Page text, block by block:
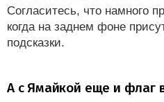
Согласитесь, что намного
когда на заднем фоне
подсказки.
А с Ямайкой еще и флаг